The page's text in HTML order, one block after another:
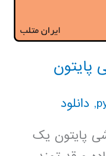
پایتون
, دانلود
پایتون یک